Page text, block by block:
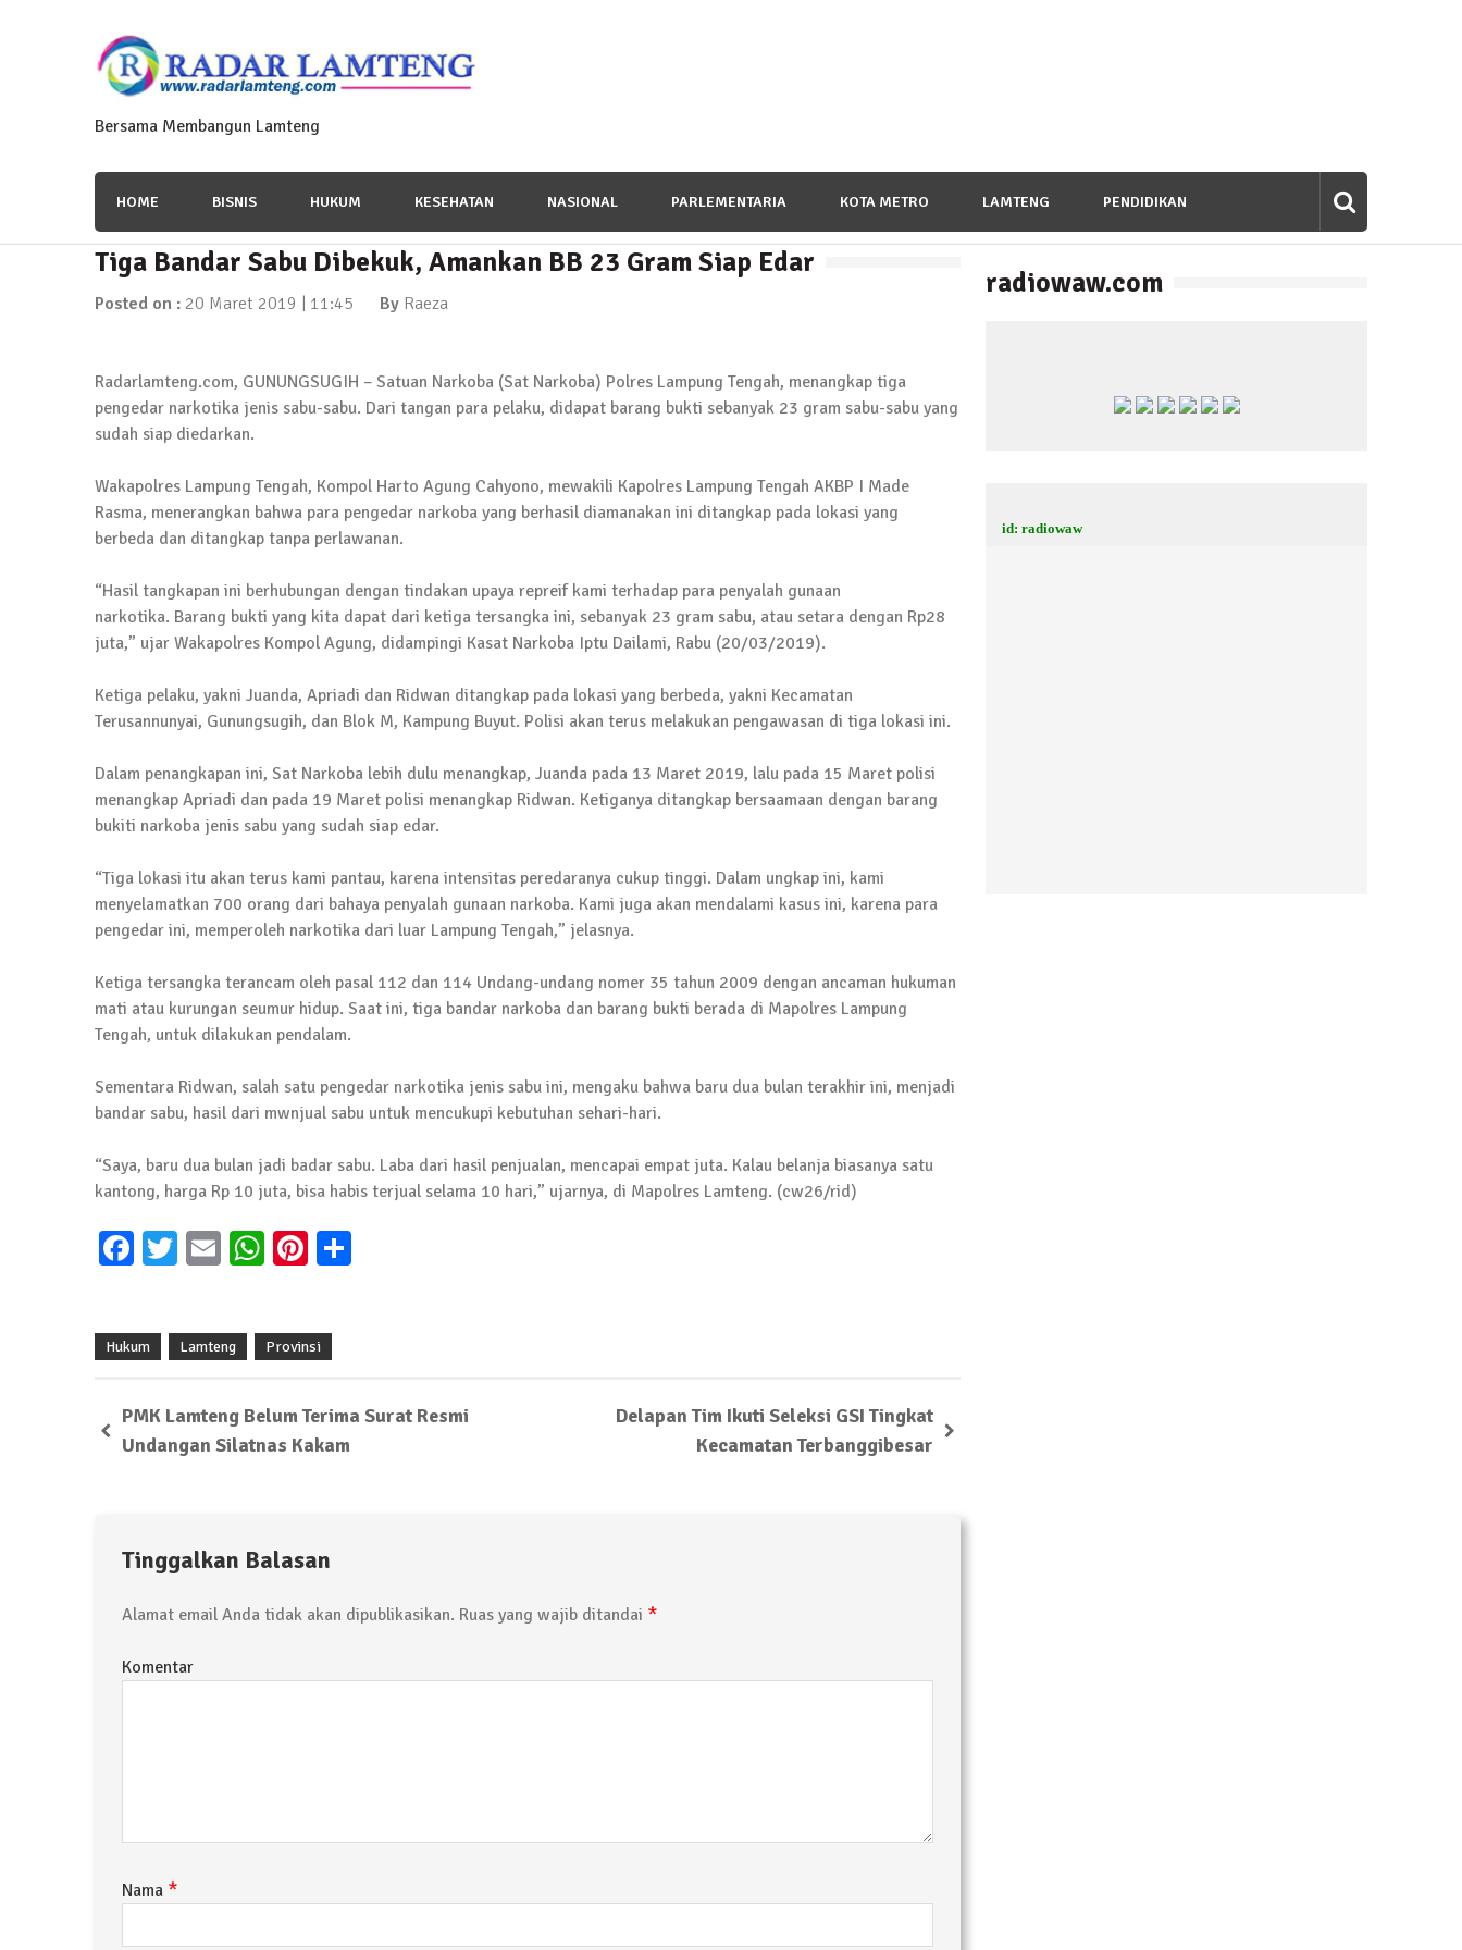
Bersama Membangun Lamteng
HOME BISNIS HUKUM KESEHATAN NASIONAL PARLEMENTARIA KOTA METRO LAMTENG PENDIDIKAN
News Flash
Polres Lamteng Gelar Upacara Peringatan Hari Pahlawan, Teladani Semangat Pengorbanan untuk Bangsa
10 November 2025 | 14:07
News Flash
4 September 2025 | 15:40
News Flash
iklan ucapan HUT RI
Maling Jebol Plafon Konter HP di Rumbia, Pelaku Ditangkap di Lamtim
26 Juli 2025 | 10:33
Kejari Geledah Kantor Disporapar Lamteng Terkait Dugaan Korupsi Dana Hibah Koni
16 Oktober 2024 | 05:27
Berikut Jadwal Debat Kandidat Cabup-Cawabup Lampung Tengah
13 Oktober 2024 | 12:22
Jumat Berkah SMSI Tulang Bawang Sasar Sejumlah Warga Kurang Mampu
12 Juli 2024 | 15:15
Dengan Semangat Muda, Ida Bagus Wisnu Pujana Mengambil Berkas Penjaringan Balonkada di DPC PDI P Lamtim
1 Mei 2024 | 12:10
News Flash
Melalui Dumas, Ketua SMSI Waykanan Laporkan Kasus Pengeroyokan yang Dialaminya ke Propam Polda Lampung
19 Maret 2024 | 16:01
2 Februari 2024 | 11:48
Tiga Bandar Sabu Dibekuk, Amankan BB 23 Gram Siap Edar
Posted on : 20 Maret 2019 | 11:45 By Raeza
Radarlamteng.com, GUNUNGSUGIH – Satuan Narkoba (Sat Narkoba) Polres Lampung Tengah, menangkap tiga
pengedar narkotika jenis sabu-sabu. Dari tangan para pelaku, didapat barang bukti sebanyak 23 gram sabu-sabu yang
sudah siap diedarkan.
Wakapolres Lampung Tengah, Kompol Harto Agung Cahyono, mewakili Kapolres Lampung Tengah AKBP I Made
Rasma, menerangkan bahwa para pengedar narkoba yang berhasil diamanakan ini ditangkap pada lokasi yang
berbeda dan ditangkap tanpa perlawanan.
“Hasil tangkapan ini berhubungan dengan tindakan upaya repreif kami terhadap para penyalah gunaan
narkotika. Barang bukti yang kita dapat dari ketiga tersangka ini, sebanyak 23 gram sabu, atau setara dengan Rp28
juta,” ujar Wakapolres Kompol Agung, didampingi Kasat Narkoba Iptu Dailami, Rabu (20/03/2019).
Ketiga pelaku, yakni Juanda, Apriadi dan Ridwan ditangkap pada lokasi yang berbeda, yakni Kecamatan
Terusannunyai, Gunungsugih, dan Blok M, Kampung Buyut. Polisi akan terus melakukan pengawasan di tiga lokasi ini.
Dalam penangkapan ini, Sat Narkoba lebih dulu menangkap, Juanda pada 13 Maret 2019, lalu pada 15 Maret polisi
menangkap Apriadi dan pada 19 Maret polisi menangkap Ridwan. Ketiganya ditangkap bersaamaan dengan barang
bukiti narkoba jenis sabu yang sudah siap edar.
“Tiga lokasi itu akan terus kami pantau, karena intensitas peredaranya cukup tinggi. Dalam ungkap ini, kami
menyelamatkan 700 orang dari bahaya penyalah gunaan narkoba. Kami juga akan mendalami kasus ini, karena para
pengedar ini, memperoleh narkotika dari luar Lampung Tengah,” jelasnya.
Ketiga tersangka terancam oleh pasal 112 dan 114 Undang-undang nomer 35 tahun 2009 dengan ancaman hukuman
mati atau kurungan seumur hidup. Saat ini, tiga bandar narkoba dan barang bukti berada di Mapolres Lampung
Tengah, untuk dilakukan pendalam.
Sementara Ridwan, salah satu pengedar narkotika jenis sabu ini, mengaku bahwa baru dua bulan terakhir ini, menjadi
bandar sabu, hasil dari mwnjual sabu untuk mencukupi kebutuhan sehari-hari.
“Saya, baru dua bulan jadi badar sabu. Laba dari hasil penjualan, mencapai empat juta. Kalau belanja biasanya satu
kantong, harga Rp 10 juta, bisa habis terjual selama 10 hari,” ujarnya, di Mapolres Lamteng. (cw26/rid)
Facebook
Twitter
EmailWhatsApp
Pinterest
Hukum Lamteng Provinsi
PMK Lamteng Belum Terima Surat Resmi
Undangan Silatnas Kakam
Delapan Tim Ikuti Seleksi GSI Tingkat
Kecamatan Terbanggibesar
Tinggalkan Balasan
Alamat email Anda tidak akan dipublikasikan. Ruas yang wajib ditandai *
Komentar
Nama *
radiowaw.com
id: radiowaw